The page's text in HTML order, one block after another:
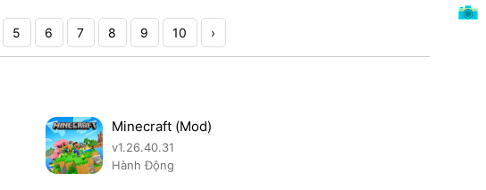
5 6 7 8 9 10 ›
Minecraft (Mod)
v1.26.40.31
Hành Động